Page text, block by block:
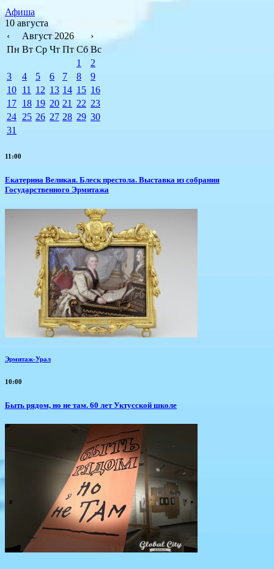
Афиша
10 августа
‹
Август 2026
›
Пн Вт Ср Чт Пт Сб Вс
1
2
3
4 5 6 7 8
9
10 11 12 13 14 15 16
17 18 19 20 21 22 23
24 25 26 27 28 29 30
31
11:00
Екатерина Великая. Блеск престола. Выставка из собрания
Государственного Эрмитажа
Эрмитаж-Урал
10:00
Быть рядом, но не там. 60 лет Уктусской школе